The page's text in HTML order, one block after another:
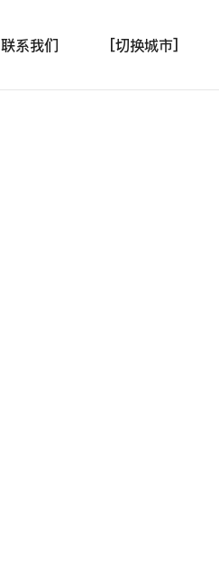
联系我们 [切换城市]